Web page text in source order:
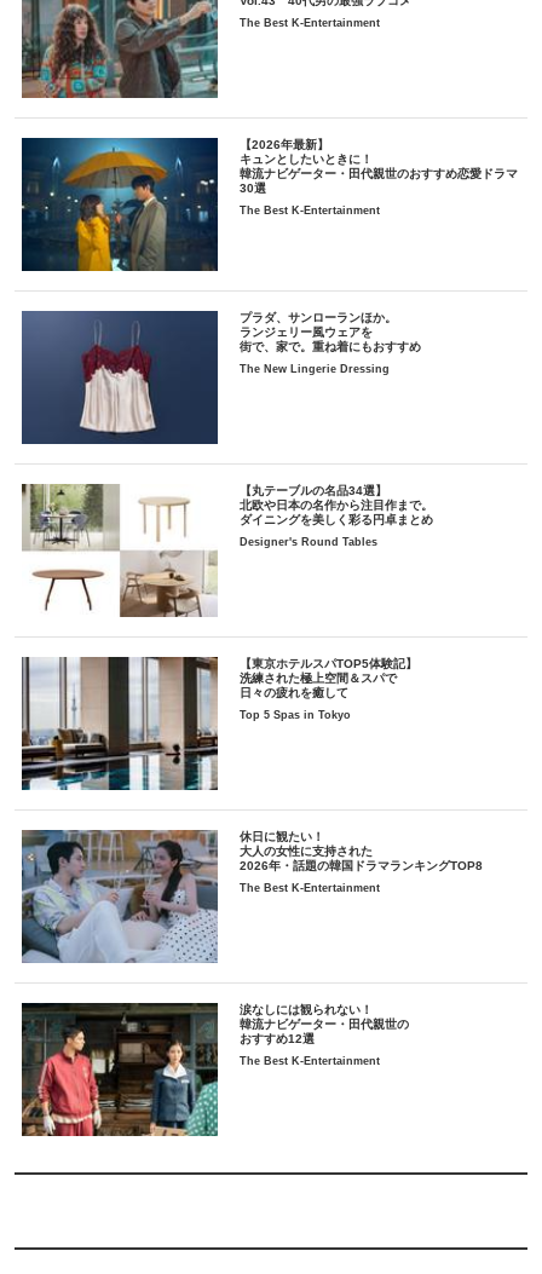
The Best K-Entertainment
【2026年最新】
キュンとしたいときに！
韓流ナビゲーター・田代親世のおすすめ恋愛ドラマ
30選
The Best K-Entertainment
プラダ、サンローランほか。
ランジェリー風ウェアを
街で、家で。重ね着にもおすすめ
The New Lingerie Dressing
【丸テーブルの名品34選】
北欧や日本の名作から注目作まで。
ダイニングを美しく彩る円卓まとめ
Designer's Round Tables
【東京ホテルスパTOP5体験記】
洗練された極上空間＆スパで
日々の疲れを癒して
Top 5 Spas in Tokyo
休日に観たい！
大人の女性に支持された
2026年・話題の韓国ドラマランキングTOP8
The Best K-Entertainment
涙なしには観られない！
韓流ナビゲーター・田代親世の
おすすめ12選
The Best K-Entertainment